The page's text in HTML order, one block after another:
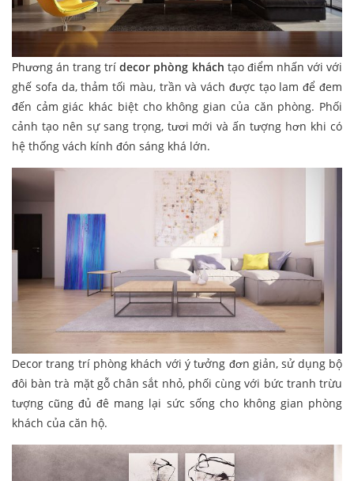
Phương án trang trídecor phòng khách tạo điểm nhấn với với
ghế sofa da, thảm tối màu, trần và vách được tạo lam để đem
đến cảm giác khác biệt cho không gian của căn phòng. Phối
cảnh tạo nên sự sang trọng, tươi mới và ấn tượng hơn khi có
hệ thống vách kính đón sáng khá lớn.
Decor trang trí phòng khách với ý tưởng đơn giản, sử dụng bộ
đôi bàn trà mặt gỗ chân sắt nhỏ, phối cùng với bức tranh trừu
tượng cũng đủ đê mang lại sức sống cho không gian phòng
khách của căn hộ.